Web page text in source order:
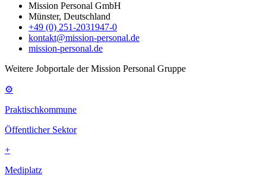
Mission Personal GmbH
Münster, Deutschland
+49 (0) 251-2031947-0
kontakt@mission-personal.de
mission-personal.de
Weitere Jobportale der Mission Personal Gruppe
⚙
Praktischkommune
Öffentlicher Sektor
+
Mediplatz